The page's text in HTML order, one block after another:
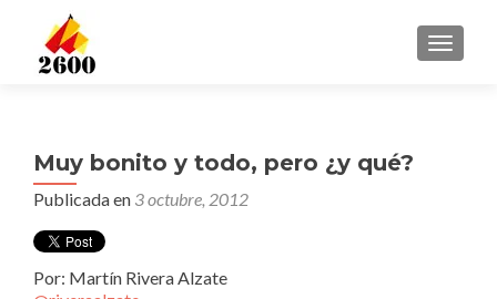
Muy bonito y todo, pero ¿y qué?
Publicada en 3 octubre, 2012
Por: Martín Rivera Alzate